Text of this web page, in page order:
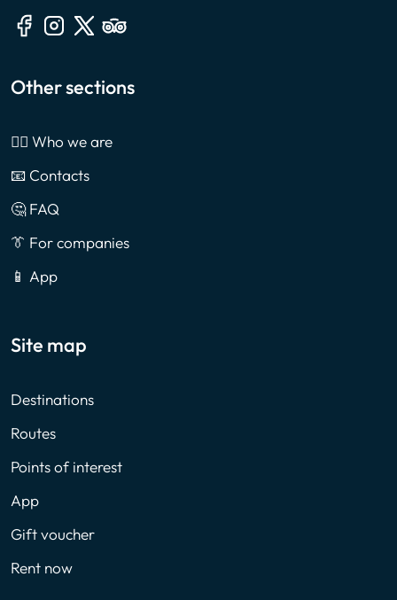
Other sections
🙎‍♂️ Who we are
📧 Contacts
🤔 FAQ
👔 For companies
📱 App
Site map
Destinations
Routes
Points of interest
App
Gift voucher
Rent now